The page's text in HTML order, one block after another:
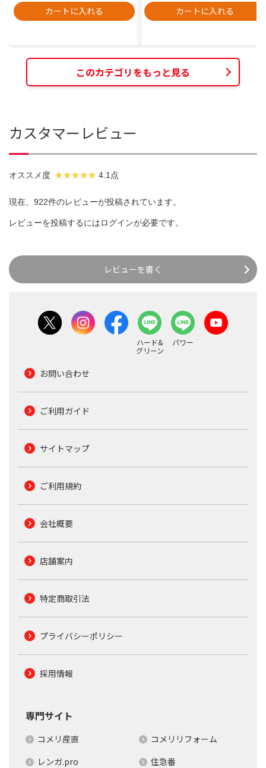
カートに入れる カートに入れる
このカテゴリをもっと見る
カスタマーレビュー
オススメ度 4.1点
現在、922件のレビューが投稿されています。
レビューを投稿するにはログインが必要です。
レビューを書く
ハード&
グリーン
パワー
お問い合わせ
ご利用ガイド
サイトマップ
ご利用規約
会社概要
店舗案内
特定商取引法
プライバシーポリシー
採用情報
専門サイト
コメリ産直
コメリリフォーム
レンガ.pro
住急番